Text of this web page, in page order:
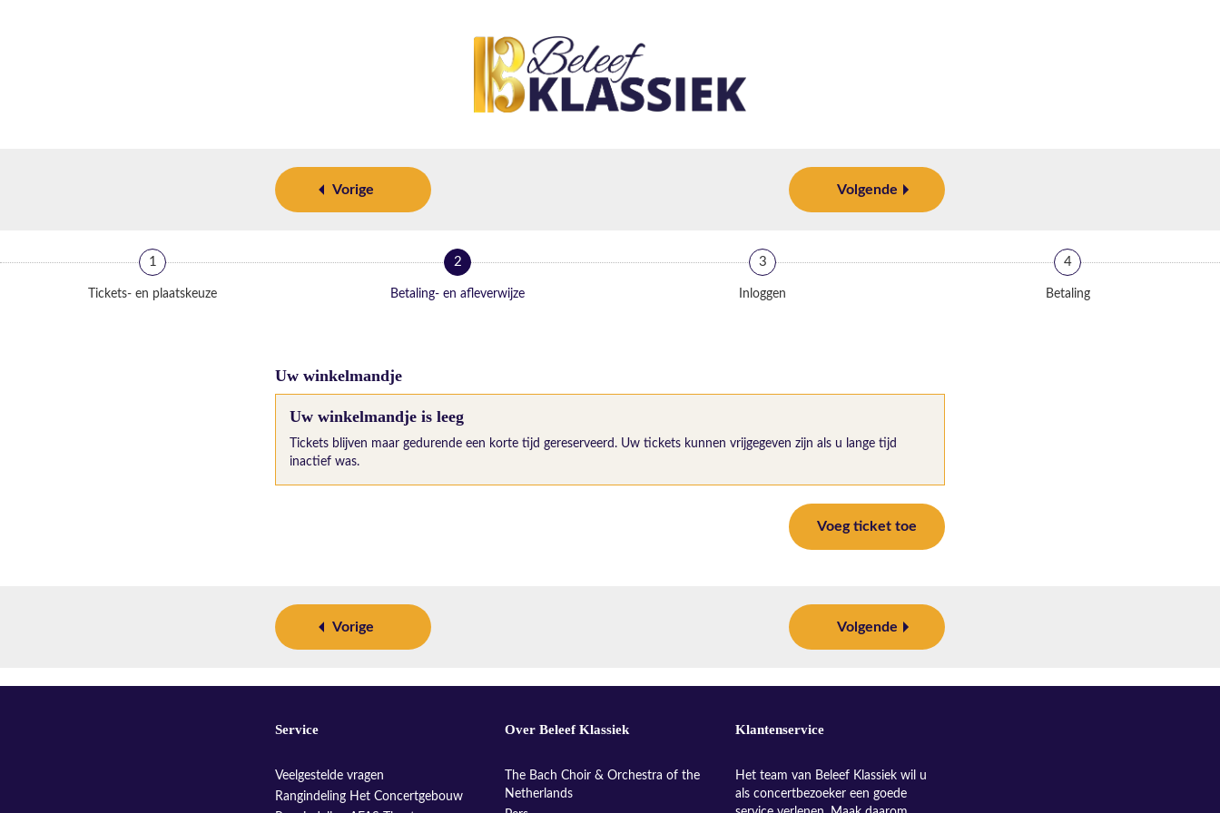
Vorige Volgende
1
Tickets- en plaatskeuze
2
Betaling- en afleverwijze
3
Inloggen
4
Betaling
Uw winkelmandje
Uw winkelmandje is leeg
Tickets blijven maar gedurende een korte tijd gereserveerd. Uw tickets kunnen vrijgegeven zijn als u lange tijd
inactief was.
Voeg ticket toe
Vorige Volgende
Service
Veelgestelde vragen
Rangindeling Het Concertgebouw
Over Beleef Klassiek
The Bach Choir & Orchestra of the
Netherlands
Klantenservice
Het team van Beleef Klassiek wil u
als concertbezoeker een goede